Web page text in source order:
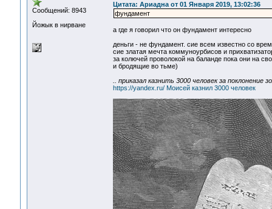
Сообщений: 8943
Йожык в нирване
Цитата: Ариадна от 01 Января 2019, 13:02:36
фундамент
а где я говорил что он фундамент интересно
деньги - не фундамент. сие всем известно со
сие златая мечта коммуноурбисов и
за колючей проволокой на баланде пока они на
и бродящие во тьме)
.. приказал казнить 3000 человек за поклонение
https://yandex.ru/ Моисей казнил 3000 человек